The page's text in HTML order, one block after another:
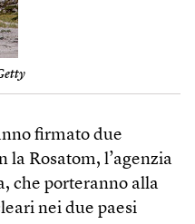
firmato due
la Rosatom, l’agenzia
che porteranno alla
nei due paesi